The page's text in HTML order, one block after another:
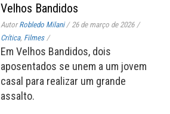
Velhos Bandidos
AutorRobledo Milani / 26 de março de 2026 /
Crítica, Filmes /
Em Velhos Bandidos, dois
aposentados se unem a um jovem
casal para realizar um grande
assalto.